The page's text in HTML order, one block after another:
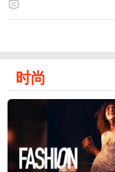
时尚